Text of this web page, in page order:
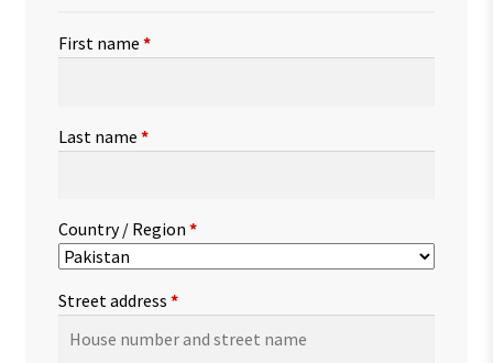
First name *
Last name *
Country / Region *
Street address *